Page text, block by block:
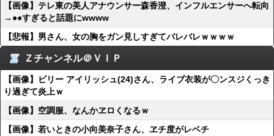
【画像】テレ東の美人アナウンサー森香澄、インフルエンサーへ転向
→●●すぎると話題にwwww
【悲報】男さん、女の胸をガン見しすぎてバレバレｗｗｗｗ
Ｚチャンネル＠ＶＩＰ
【画像】ビリー アイリッシュ(24)さん、ライブ衣装が〇ンスジくっき
り過ぎて炎上ｗ
【画像】空調服、なんかヱロくなるｗ
【画像】若いときの小向美奈子さん、ヱチ度がレベチ